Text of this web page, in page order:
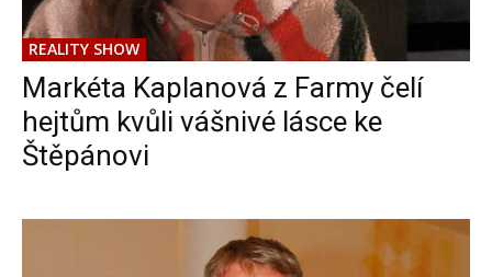
REALITY SHOW
Markéta Kaplanová z Farmy čelí
hejtům kvůli vášnivé lásce ke
Štěpánovi